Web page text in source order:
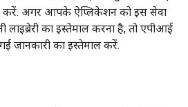
करें. अगर आपके ऐप्लिकेशन को इस सेवा
का इस्तेमाल करना है, तो एपीआई
जानकारी का इस्तेमाल करें.